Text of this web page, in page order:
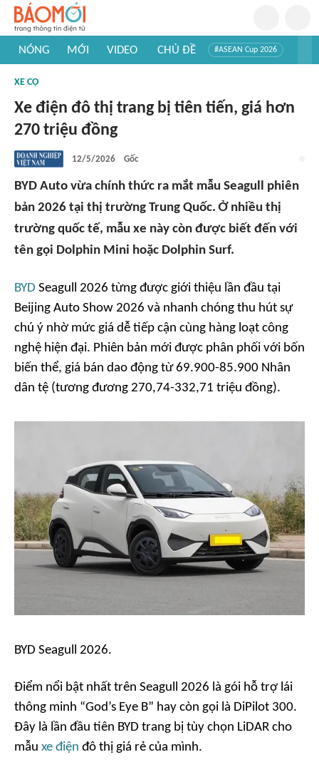
NÓNG MỚI VIDEO CHỦ ĐỀ #ASEAN Cup 2026
#Khám phá thế giới
XE CỘ
Xe điện đô thị trang bị tiên tiến, giá hơn
270 triệu đồng
12/5/2026 Gốc
BYD Auto vừa chính thức ra mắt mẫu Seagull phiên
bản 2026 tại thị trường Trung Quốc. Ở nhiều thị
trường quốc tế, mẫu xe này còn được biết đến với
tên gọi Dolphin Mini hoặc Dolphin Surf.
BYD Seagull 2026 từng được giới thiệu lần đầu tại
Beijing Auto Show 2026 và nhanh chóng thu hút sự
chú ý nhờ mức giá dễ tiếp cận cùng hàng loạt công
nghệ hiện đại. Phiên bản mới được phân phối với bốn
biến thể, giá bán dao động từ 69.900-85.900 Nhân
dân tệ (tương đương 270,74-332,71 triệu đồng).
BYD Seagull 2026.
Điểm nổi bật nhất trên Seagull 2026 là gói hỗ trợ lái
thông minh “God’s Eye B” hay còn gọi là DiPilot 300.
Đây là lần đầu tiên BYD trang bị tùy chọn LiDAR cho
mẫu xe điện đô thị giá rẻ của mình.